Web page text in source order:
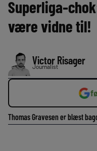
Superliga-
være vidne til!
Victor Risager
Journalist
Thomas Gravesen er blæst